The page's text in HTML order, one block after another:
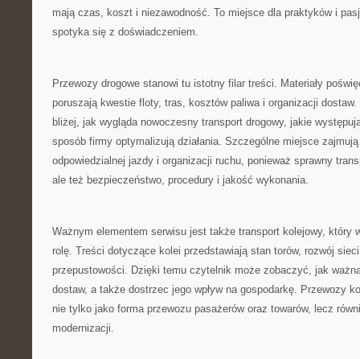
mają czas, koszt i niezawodność. To miejsce dla praktyków i
spotyka się z doświadczeniem.
Przewozy drogowe stanowi tu istotny filar treści. Materiały
poruszają kwestie floty, tras, kosztów paliwa i organizacji
bliżej, jak wygląda nowoczesny transport drogowy, jakie
sposób firmy optymalizują działania. Szczególne miejsce
odpowiedzialnej jazdy i organizacji ruchu, ponieważ sprawny
ale też bezpieczeństwo, procedury i jakość wykonania.
Ważnym elementem serwisu jest także transport kolejowy, który
rolę. Treści dotyczące kolei przedstawiają stan torów, rozwój
przepustowości. Dzięki temu czytelnik może zobaczyć, jak
dostaw, a także dostrzec jego wpływ na gospodarkę. Przewozy
nie tylko jako forma przewozu pasażerów oraz towarów, lecz
modernizacji.